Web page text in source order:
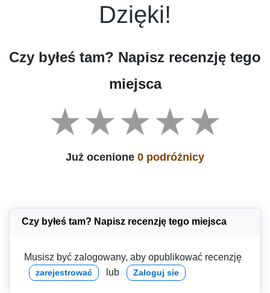
Dzięki!
Czy byłeś tam? Napisz recenzję tego
miejsca
Już ocenione 0 podróżnicy
Czy byłeś tam? Napisz recenzję tego miejsca
Musisz być zalogowany, aby opublikować recenzję
zarejestrować lub Zaloguj sie